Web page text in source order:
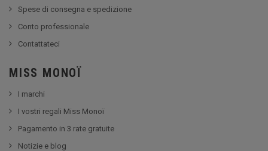
Spese di consegna e spedizione
Conto professionale
Contattateci
MISS MONOÏ
I marchi
I vostri regali Miss Monoï
Pagamento in 3 rate gratuite
Notizie e blog